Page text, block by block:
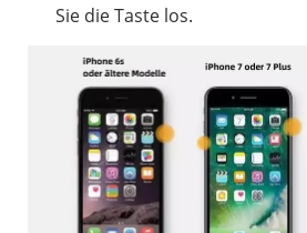
Sie die Taste los.